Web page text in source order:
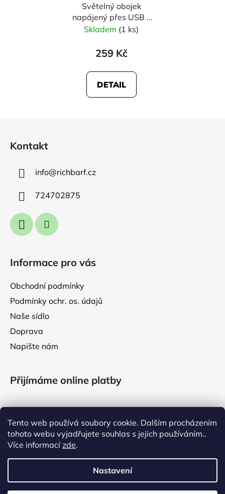
Tento web používá soubory cookie. Dalším procházením
tohoto webu vyjadřujete souhlas s jejich používáním..
Více informacízde.
Nastavení
VÁŽENÍ ZÁKAZNÍCI, V TÝDNU OD 3. DO 7. SRPNA 2026
Světelný obojek
napájený přes USB -
70 cm
Skladem (1 ks)
259 Kč
DETAIL
Kontakt
info@richbarf.cz
724702875
Informace pro vás
Obchodní podmínky
Podmínky ochr. os. údajů
Naše sídlo
Doprava
Napište nám
Přijímáme online platby
Facebook